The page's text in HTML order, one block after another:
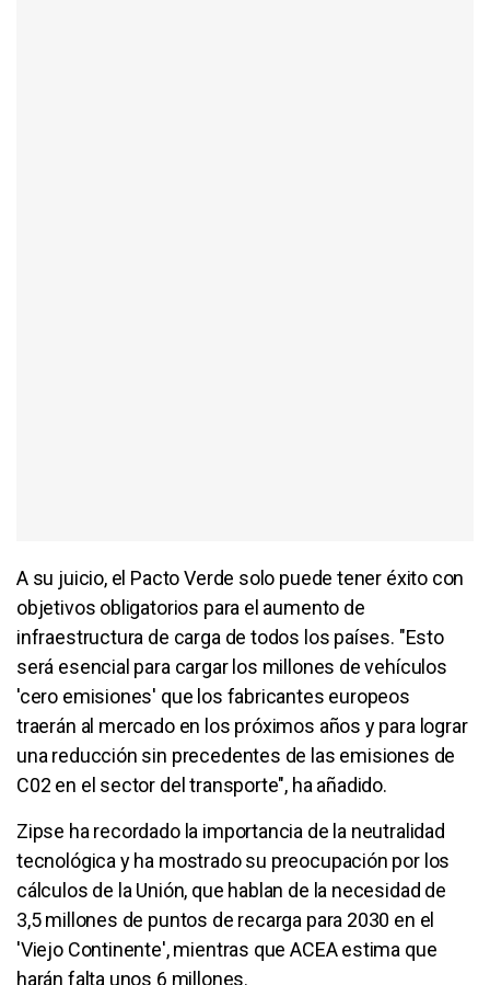
A su juicio, el Pacto Verde solo puede tener éxito con
objetivos obligatorios para el aumento de
infraestructura de carga de todos los países. "Esto
será esencial para cargar los millones de vehículos
'cero emisiones' que los fabricantes europeos
traerán al mercado en los próximos años y para lograr
una reducción sin precedentes de las emisiones de
C02 en el sector del transporte", ha añadido.
Zipse ha recordado la importancia de la neutralidad
tecnológica y ha mostrado su preocupación por los
cálculos de la Unión, que hablan de la necesidad de
3,5 millones de puntos de recarga para 2030 en el
'Viejo Continente', mientras que ACEA estima que
harán falta unos 6 millones.